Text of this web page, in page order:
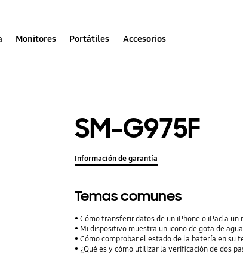
Monitores Portátiles Accesorios
SM-G975F
Información de garantía
Temas comunes
Cómo transferir datos de un iPhone o iPad a
Mi dispositivo muestra un icono de gota de
Cómo comprobar el estado de la batería en su
¿Qué es y cómo utilizar la verificación de dos